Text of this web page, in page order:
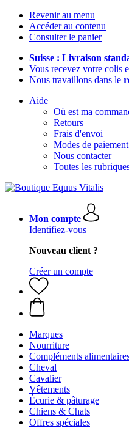
Revenir au menu
Accéder au contenu
Consulter le panier
Suisse : Livraison
Vous recevez votre colis
Nous travaillons dans le
Aide
Où est ma
Retours
Frais d'envoi
Modes de paiement
Nous contacter
Toutes les
Mon compte
Identifiez-vous
Nouveau client ?
Créer un compte
Marques
Nourriture
Compléments
Cheval
Cavalier
Vêtements
Écurie & pâturage
Chiens & Chats
Offres spéciales